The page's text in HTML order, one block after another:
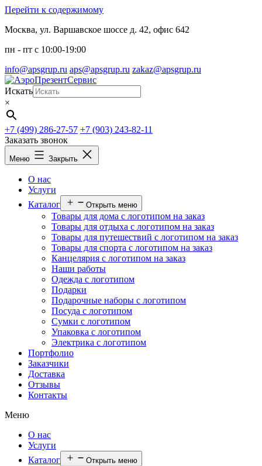
Перейти к содержимому
Москва, ул. Варшавское шоссе д. 42, офис 642
пн - пт c 10:00-19:00
info@apsgrup.ru aps@apsgrup.ru zakaz@apsgrup.ru
Искать
×
+7 (499) 286-27-57 +7 (903) 243-82-11
Заказать звонок
Меню Закрыть
О нас
Услуги
Каталог
Открыть меню
Товары для дома с логотипом на заказ
Товары для отдыха с логотипом на заказ
Товары для путешествий с логотипом на заказ
Товары для спорта с логотипом на заказ
Канцелярия с логотипом на заказ
Наши работы
Одежда с логотипом
Подарки
Подарочные наборы с логотипом
Посуда с логотипом
Сумки с логотипом
Упаковка с логотипом
Электрика с логотипом
Портфолио
Заказчики
Доставка
Отзывы
Контакты
Меню
О нас
Услуги
Каталог
Открыть меню